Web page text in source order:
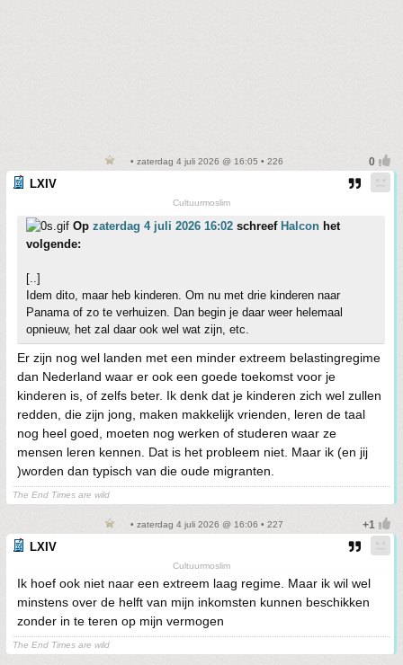
• zaterdag 4 juli 2026 @ 16:05 • 226
LXIV
Cultuurmoslim
Op zaterdag 4 juli 2026 16:02 schreef Halcon het
volgende:
[..]
Idem dito, maar heb kinderen. Om nu met drie kinderen naar
Panama of zo te verhuizen. Dan begin je daar weer helemaal
opnieuw, het zal daar ook wel wat zijn, etc.
Er zijn nog wel landen met een minder extreem belastingregime
dan Nederland waar er ook een goede toekomst voor je
kinderen is, of zelfs beter. Ik denk dat je kinderen zich wel zullen
redden, die zijn jong, maken makkelijk vrienden, leren de taal
nog heel goed, moeten nog werken of studeren waar ze
mensen leren kennen. Dat is het probleem niet. Maar ik (en jij
)worden dan typisch van die oude migranten.
The End Times are wild
• zaterdag 4 juli 2026 @ 16:06 • 227
LXIV
Cultuurmoslim
Ik hoef ook niet naar een extreem laag regime. Maar ik wil wel
minstens over de helft van mijn inkomsten kunnen beschikken
zonder in te teren op mijn vermogen
The End Times are wild